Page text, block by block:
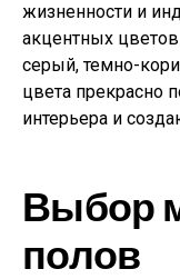
жизненности и
акцентных
серый, темно-
цвета прекрасно
интерьера и
Выбор
полов